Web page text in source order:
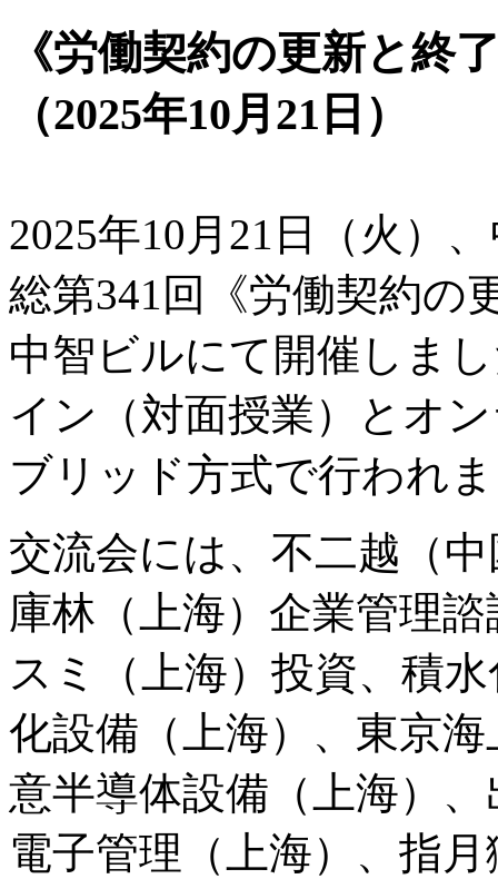
《労働契約の更新と終
（2025年10月21日）
2025年10月21日（火）
総第341回《労働契約の
中智ビルにて開催しま
イン（対面授業）とオ
ブリッド方式で行われ
交流会には、不二越（
庫林（上海）企業管理
スミ（上海）投資、積
化設備（上海）、東京
意半導体設備（上海）
電子管理（上海）、指